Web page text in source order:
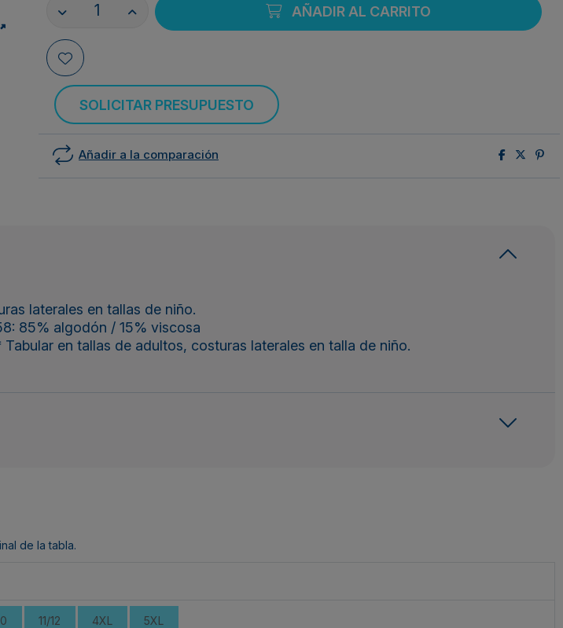
AÑADIR AL CARRITO
SOLICITAR PRESUPUESTO
Añadir a la comparación
laterales en tallas de niño.
85% algodón / 15% viscosa
en tallas de adultos, costuras laterales en talla de niño.
de la tabla.
11/12 4XL 5XL